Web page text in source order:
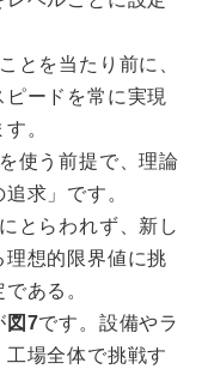
とを当たり前に、
ードを常に実現
。
使う前提で、理論
求」です。
とらわれず、新し
想的限界値に挑
ある。
図7です。設備やラ
場全体で挑戦す